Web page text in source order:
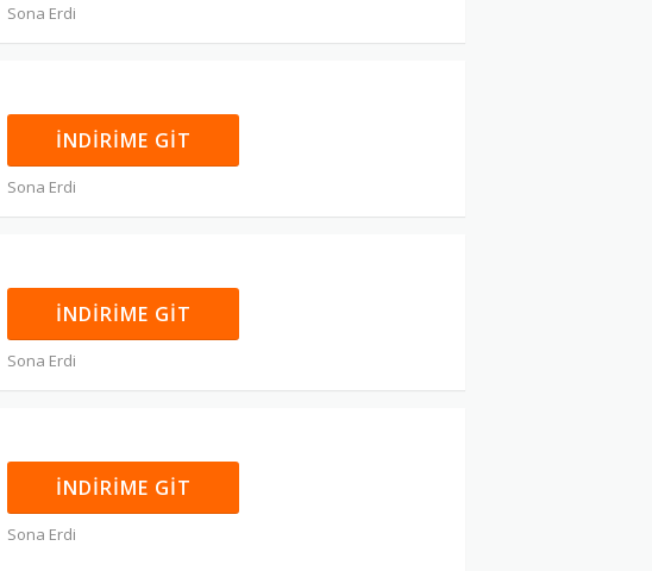
Sona Erdi
İNDIRIME GIT
Sona Erdi
İNDIRIME GIT
Sona Erdi
İNDIRIME GIT
Sona Erdi